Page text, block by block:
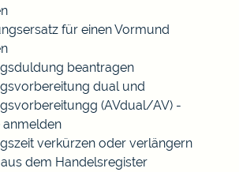
für einen Vormund
beantragen
dual und
(AVdual/AV) -
anmelden
verkürzen oder verlängern
dem Handelsregister